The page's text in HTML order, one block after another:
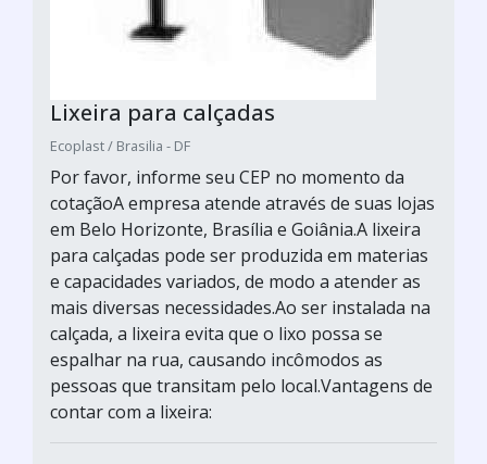
Lixeira para calçadas
Ecoplast / Brasilia - DF
Por favor, informe seu CEP no momento da
cotaçãoA empresa atende através de suas lojas
em Belo Horizonte, Brasília e Goiânia.A lixeira
para calçadas pode ser produzida em materias
e capacidades variados, de modo a atender as
mais diversas necessidades.Ao ser instalada na
calçada, a lixeira evita que o lixo possa se
espalhar na rua, causando incômodos as
pessoas que transitam pelo local.Vantagens de
contar com a lixeira: